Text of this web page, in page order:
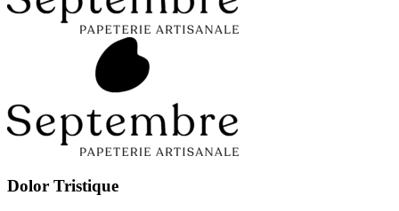
Dolor Tristique